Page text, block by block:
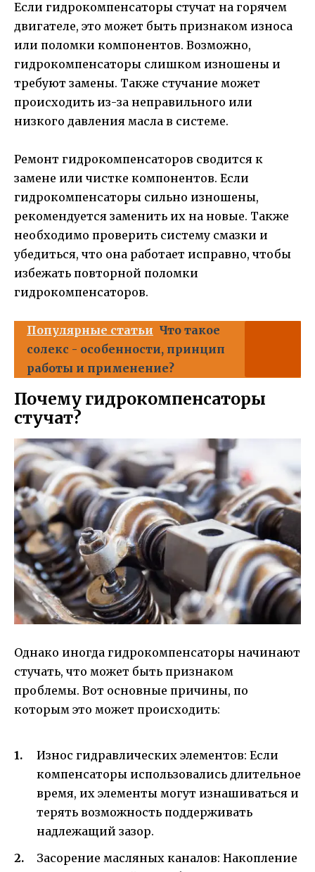
Если гидрокомпенсаторы стучат на горячем
двигателе, это может быть признаком износа
или поломки компонентов. Возможно,
гидрокомпенсаторы слишком изношены и
требуют замены. Также стучание может
происходить из-за неправильного или
низкого давления масла в системе.
Ремонт гидрокомпенсаторов сводится к
замене или чистке компонентов. Если
гидрокомпенсаторы сильно изношены,
рекомендуется заменить их на новые. Также
необходимо проверить систему смазки и
убедиться, что она работает исправно, чтобы
избежать повторной поломки
гидрокомпенсаторов.
Популярные статьи Что такое
солекс - особенности, принцип
работы и применение?
Почему гидрокомпенсаторы
стучат?
Однако иногда гидрокомпенсаторы начинают
стучать, что может быть признаком
проблемы. Вот основные причины, по
которым это может происходить:
Износ гидравлических элементов: Если
компенсаторы использовались длительное
время, их элементы могут изнашиваться и
терять возможность поддерживать
надлежащий зазор.
Засорение масляных каналов: Накопление